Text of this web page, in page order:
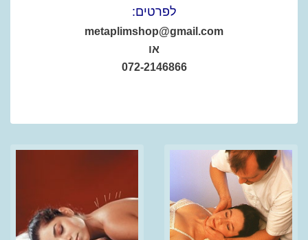
לפרטים:
metaplimshop@gmail.com
או
072-2146866